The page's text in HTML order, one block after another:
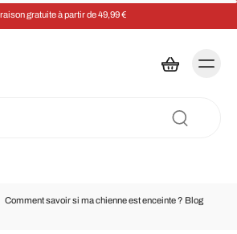
gratuite à partir de 49,99 €
Comment savoir si ma chienne est enceinte ? Blog